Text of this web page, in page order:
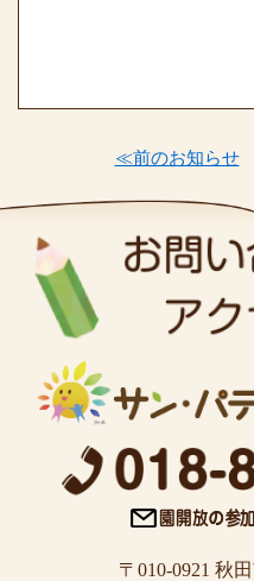
≪前のお知らせ
〒010-0921 秋